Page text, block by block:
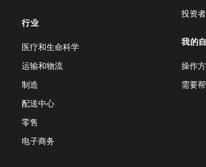
行业
医疗和生命科学
运输和物流
制造
配送中心
零售
电子商务
投资者
我的
操作
需要